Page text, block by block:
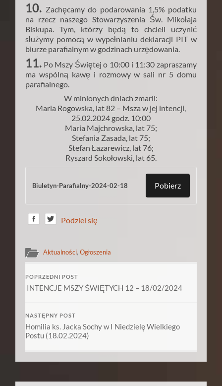
10. Zachęcamy do podarowania 1,5% podatku
na rzecz naszego Stowarzyszenia Św. Mikołaja
Biskupa. Tym, którzy będą to chcieli uczynić
służymy pomocą w wypełnianiu deklaracji PIT w
biurze parafialnym w godzinach urzędowania.
11. Po Mszy Świętej o 10:00 i 11:30 zapraszamy
ma wspólną kawę i rozmowy w sali nr 5 domu
parafialnego.
W minionych dniach zmarli:
Maria Rogowska, lat 82 – Msza w jej intencji,
25.02.2024 godz. 10:00
Maria Majchrowska, lat 75;
Stefania Zasada, lat 75;
Stefan Łazarewicz, lat 76;
Ryszard Sokołowski, lat 65.
Biuletyn-Parafialny-2024-02-18 Pobierz
Podziel się
Aktualności,Ogłoszenia
POPRZEDNI POST
INTENCJE MSZY ŚWIĘTYCH 12 – 18/02/2024
NASTĘPNY POST
Homilia ks. Jacka Sochy w I Niedzielę Wielkiego
Postu (18.02.2024)